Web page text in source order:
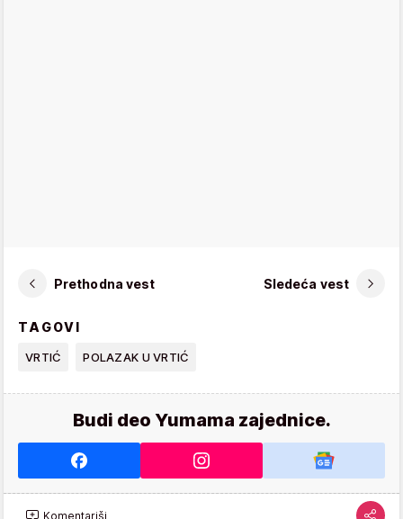
Prethodna vest Sledeća vest
TAGOVI
VRTIĆ POLAZAK U VRTIĆ
Budi deo Yumama zajednice.
Komentariši